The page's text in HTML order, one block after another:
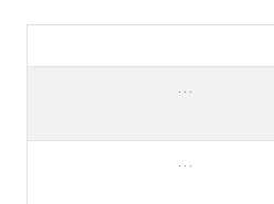
,
,
,
,
,
,